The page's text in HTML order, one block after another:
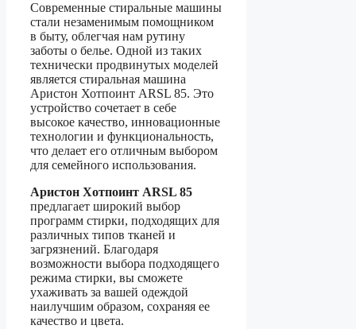
Современные стиральные машины
стали незаменимым помощником
в быту, облегчая нам рутину
заботы о белье. Одной из таких
технически продвинутых моделей
является стиральная машина
Аристон Хотпоинт ARSL 85. Это
устройство сочетает в себе
высокое качество, инновационные
технологии и функциональность,
что делает его отличным выбором
для семейного использования.
Аристон Хотпоинт ARSL 85
предлагает широкий выбор
программ стирки, подходящих для
различных типов тканей и
загрязнений. Благодаря
возможности выбора подходящего
режима стирки, вы сможете
ухаживать за вашей одеждой
наилучшим образом, сохраняя ее
качество и цвета.